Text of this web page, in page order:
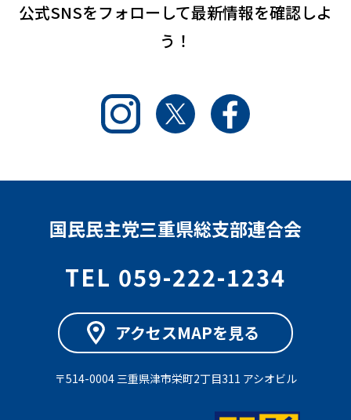
公式SNSをフォローして最新情報を確認しよ
う！
Instagram Twitter
国民民主党三重県総支部連合会
TEL 059-222-1234
アクセスMAPを見る
〒514-0004 三重県津市栄町2丁目311 アシオビル